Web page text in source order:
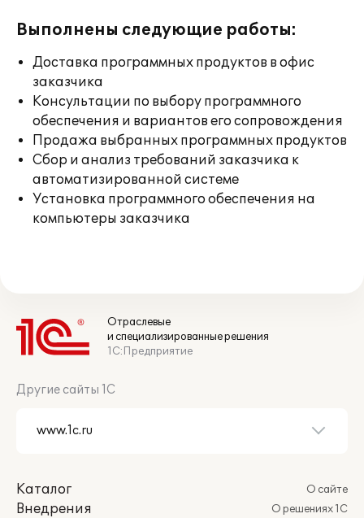
Выполнены следующие работы:
Доставка программных продуктов в офис
заказчика
Консультации по выбору программного
обеспечения и вариантов его сопровождения
Продажа выбранных программных продуктов
Сбор и анализ требований заказчика к
автоматизированной системе
Установка программного обеспечения на
компьютеры заказчика
Отраслевые
и специализированные решения
1С:Предприятие
Другие сайты 1С
Каталог
Внедрения
О сайте
О решениях 1С